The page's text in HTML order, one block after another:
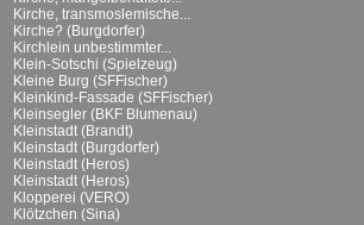
Kirche, transmoslemische...
Kirche? (Burgdorfer)
Kirchlein unbestimmter...
Klein-Sotschi (Spielzeug)
Kleine Burg (SFFischer)
Kleinkind-Fassade (SFFischer)
Kleinsegler (BKF Blumenau)
Kleinstadt (Brandt)
Kleinstadt (Burgdorfer)
Kleinstadt (Heros)
Kleinstadt (Heros)
Klopperei (VERO)
Klötzchen (Sina)